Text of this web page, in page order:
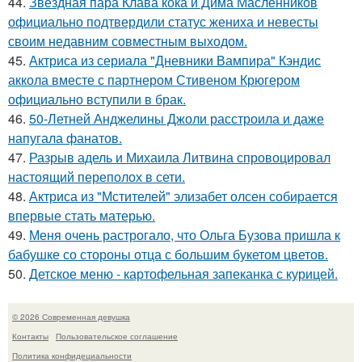
официально подтвердили статус жениха и невесты
своим недавним совместным выходом.
45. Актриса из сериала "Дневники Вампира" Кэндис
аккола вместе с партнером Стивеном Крюгером
официально вступили в брак.
46. 50-Летней Анджелины Джоли расстроила и даже
напугала фанатов.
47. Разрыв адель и Михаила Литвина спровоцировал
настоящий переполох в сети.
48. Актриса из "Мстителей" элизабет олсен собирается
впервые стать матерью.
49. Меня очень растрогало, что Ольга Бузова пришла к
бабушке со стороны отца с большим букетом цветов.
50. Детское меню - картофельная запеканка с курицей.
© 2026 Современная девушка
Контакты
Пользовательское соглашение
Политика конфидециальности